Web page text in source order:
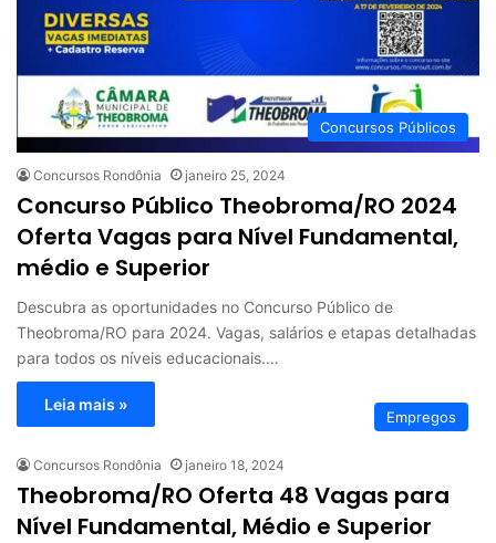
Concursos Públicos
Concursos Rondônia janeiro 25, 2024
Concurso Público Theobroma/RO 2024
Oferta Vagas para Nível Fundamental,
médio e Superior
Descubra as oportunidades no Concurso Público de
Theobroma/RO para 2024. Vagas, salários e etapas detalhadas
para todos os níveis educacionais.…
Leia mais »
Empregos
Concursos Rondônia janeiro 18, 2024
Theobroma/RO Oferta 48 Vagas para
Nível Fundamental, Médio e Superior